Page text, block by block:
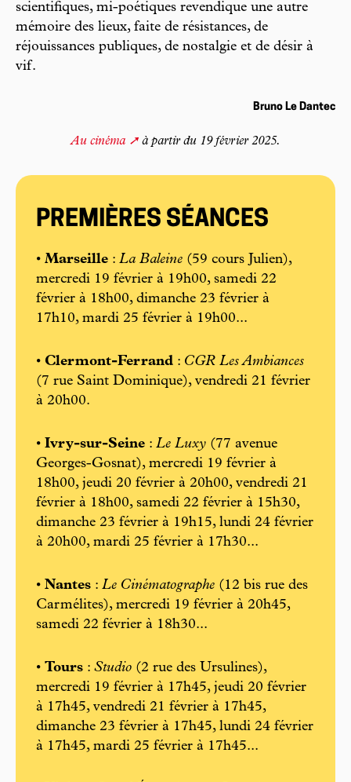
scientifiques, mi-poétiques revendique une autre
mémoire des lieux, faite de résistances, de
réjouissances publiques, de nostalgie et de désir à
vif.
Bruno Le Dantec
Au cinéma à partir du 19 février 2025.
PREMIÈRES SÉANCES
• Marseille : La Baleine (59 cours Julien),
mercredi 19 février à 19h00, samedi 22
février à 18h00, dimanche 23 février à
17h10, mardi 25 février à 19h00...
• Clermont-Ferrand : CGR Les Ambiances
(7 rue Saint Dominique), vendredi 21 février
à 20h00.
• Ivry-sur-Seine : Le Luxy (77 avenue
Georges-Gosnat), mercredi 19 février à
18h00, jeudi 20 février à 20h00, vendredi 21
février à 18h00, samedi 22 février à 15h30,
dimanche 23 février à 19h15, lundi 24 février
à 20h00, mardi 25 février à 17h30...
• Nantes : Le Cinématographe (12 bis rue des
Carmélites), mercredi 19 février à 20h45,
samedi 22 février à 18h30...
• Tours : Studio (2 rue des Ursulines),
mercredi 19 février à 17h45, jeudi 20 février
à 17h45, vendredi 21 février à 17h45,
dimanche 23 février à 17h45, lundi 24 février
à 17h45, mardi 25 février à 17h45...